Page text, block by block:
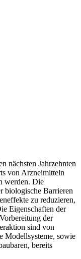
nächsten Jahrzehnten
von Arzneimitteln
werden. Die
biologische Barrieren
zu reduzieren,
Eigenschaften der
der
sind von
Modellsysteme, sowie
bereits